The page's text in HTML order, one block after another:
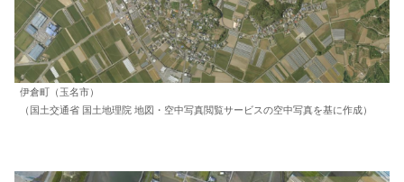
伊倉町（玉名市）
（国土交通省 国土地理院 地図・空中写真閲覧サービスの空中写真を基に作成）